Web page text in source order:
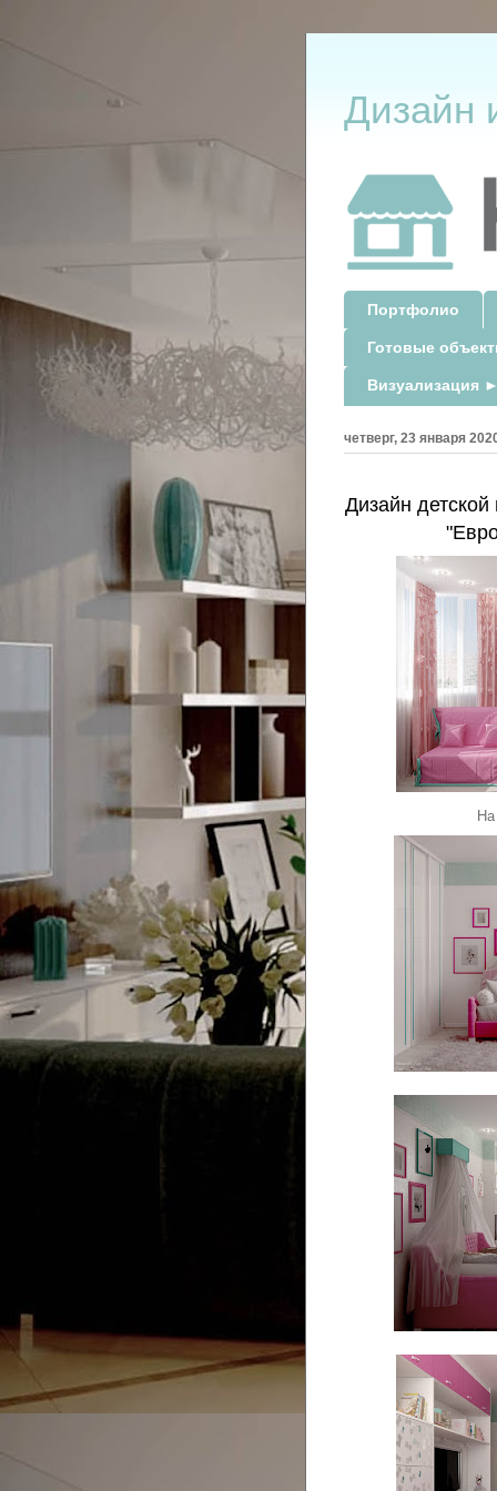
Дизайн
Портфолио
Готовые
Визуализация
четверг, 23 января
Дизайн